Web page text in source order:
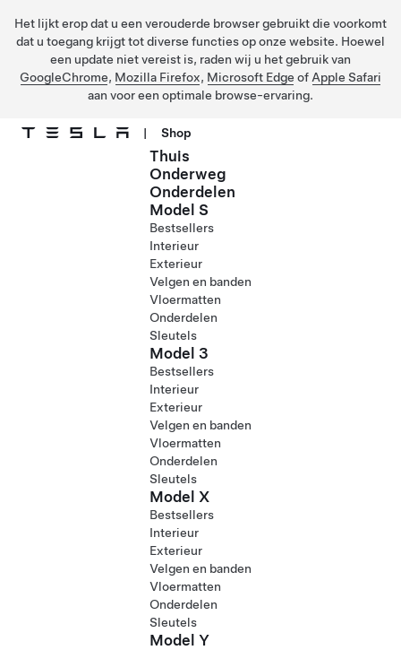
Het lijkt erop dat u een verouderde browser gebruikt die voorkomt
dat u toegang krijgt tot diverse functies op onze website. Hoewel
een update niet vereist is, raden wij u het gebruik van
GoogleChrome, Mozilla Firefox, Microsoft Edge of Apple Safari
aan voor een optimale browse-ervaring.
| Shop
Thuis
Onderweg
Onderdelen
Model S
Bestsellers
Interieur
Exterieur
Velgen en banden
Vloermatten
Onderdelen
Sleutels
Model 3
Bestsellers
Interieur
Exterieur
Velgen en banden
Vloermatten
Onderdelen
Sleutels
Model X
Bestsellers
Interieur
Exterieur
Velgen en banden
Vloermatten
Onderdelen
Sleutels
Model Y